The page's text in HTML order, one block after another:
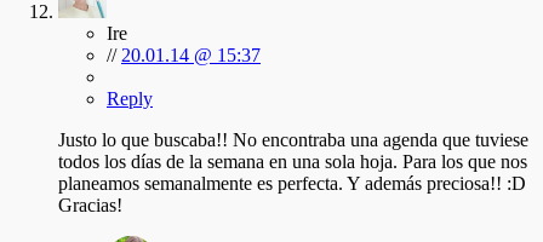
Ire
// 20.01.14 @ 15:37
Reply
Justo lo que buscaba!! No encontraba una agenda que tuviese
todos los días de la semana en una sola hoja. Para los que nos
planeamos semanalmente es perfecta. Y además preciosa!! :D
Gracias!